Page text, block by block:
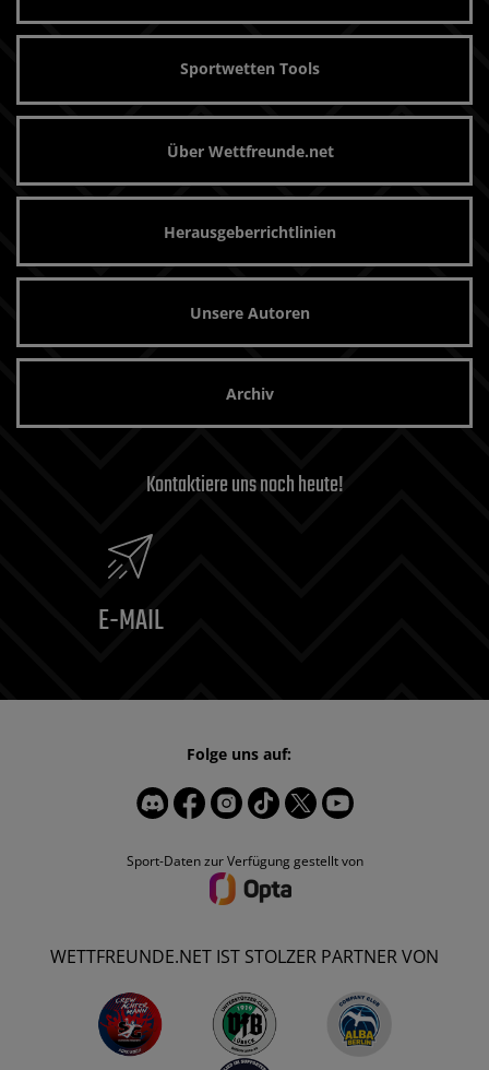
Sportwetten Tools
Über Wettfreunde.net
Herausgeberrichtlinien
Unsere Autoren
Archiv
Kontaktiere uns noch heute!
E-MAIL
Sport-Daten zur Verfügung gestellt von
Folge uns auf:
WETTFREUNDE.NET IST STOLZER PARTNER VON